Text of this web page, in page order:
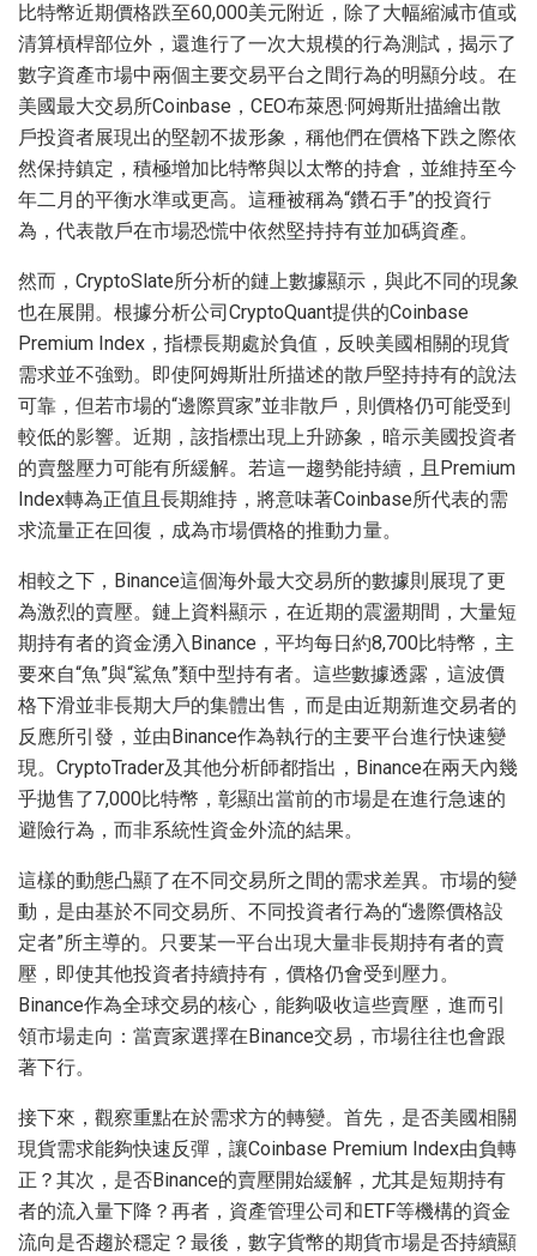
比特幣近期價格跌至60,000美元附近，除了大幅縮減市值或
清算槓桿部位外，還進行了一次大規模的行為測試，揭示了
數字資產市場中兩個主要交易平台之間行為的明顯分歧。在
美國最大交易所Coinbase，CEO布萊恩·阿姆斯壯描繪出散
戶投資者展現出的堅韌不拔形象，稱他們在價格下跌之際依
然保持鎮定，積極增加比特幣與以太幣的持倉，並維持至今
年二月的平衡水準或更高。這種被稱為“鑽石手”的投資行
為，代表散戶在市場恐慌中依然堅持持有並加碼資產。
然而，CryptoSlate所分析的鏈上數據顯示，與此不同的現象
也在展開。根據分析公司CryptoQuant提供的Coinbase
Premium Index，指標長期處於負值，反映美國相關的現貨
需求並不強勁。即使阿姆斯壯所描述的散戶堅持持有的說法
可靠，但若市場的“邊際買家”並非散戶，則價格仍可能受到
較低的影響。近期，該指標出現上升跡象，暗示美國投資者
的賣盤壓力可能有所緩解。若這一趨勢能持續，且Premium
Index轉為正值且長期維持，將意味著Coinbase所代表的需
求流量正在回復，成為市場價格的推動力量。
相較之下，Binance這個海外最大交易所的數據則展現了更
為激烈的賣壓。鏈上資料顯示，在近期的震盪期間，大量短
期持有者的資金湧入Binance，平均每日約8,700比特幣，主
要來自“魚”與“鯊魚”類中型持有者。這些數據透露，這波價
格下滑並非長期大戶的集體出售，而是由近期新進交易者的
反應所引發，並由Binance作為執行的主要平台進行快速變
現。CryptoTrader及其他分析師都指出，Binance在兩天內幾
乎拋售了7,000比特幣，彰顯出當前的市場是在進行急速的
避險行為，而非系統性資金外流的結果。
這樣的動態凸顯了在不同交易所之間的需求差異。市場的變
動，是由基於不同交易所、不同投資者行為的“邊際價格設
定者”所主導的。只要某一平台出現大量非長期持有者的賣
壓，即使其他投資者持續持有，價格仍會受到壓力。
Binance作為全球交易的核心，能夠吸收這些賣壓，進而引
領市場走向：當賣家選擇在Binance交易，市場往往也會跟
著下行。
接下來，觀察重點在於需求方的轉變。首先，是否美國相關
現貨需求能夠快速反彈，讓Coinbase Premium Index由負轉
正？其次，是否Binance的賣壓開始緩解，尤其是短期持有
者的流入量下降？再者，資產管理公司和ETF等機構的資金
流向是否趨於穩定？最後，數字貨幣的期貨市場是否持續顯